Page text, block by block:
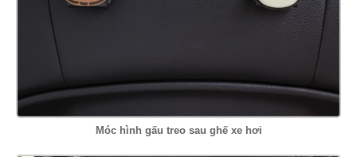
Móc hình gấu treo sau ghế xe hơi